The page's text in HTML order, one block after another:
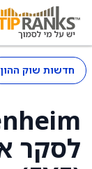
חדשות שוק ההון